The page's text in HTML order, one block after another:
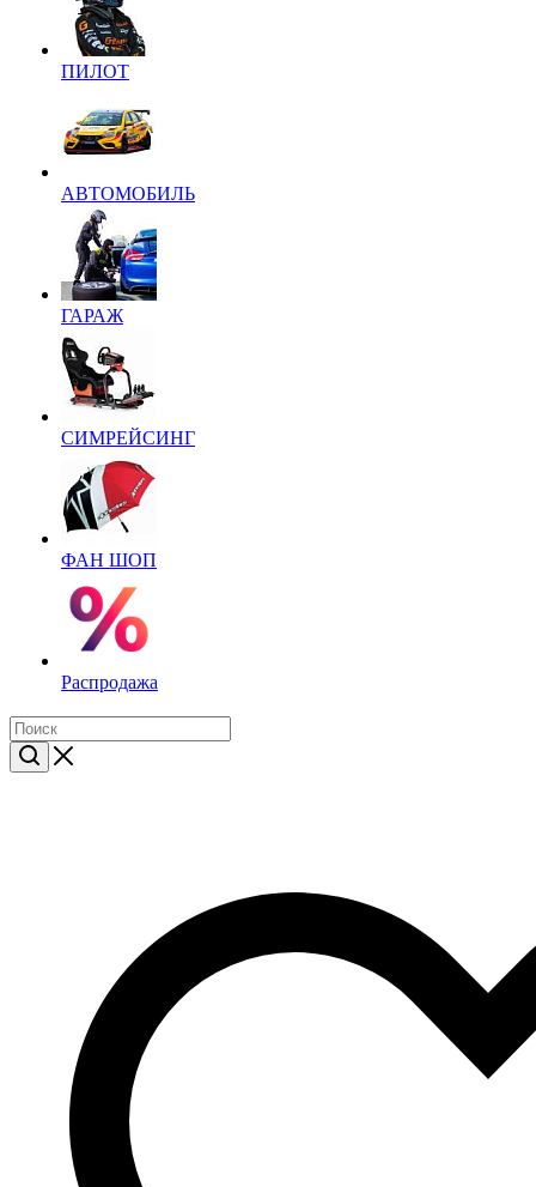
ПИЛОТ
АВТОМОБИЛЬ
ГАРАЖ
СИМРЕЙСИНГ
ФАН ШОП
Распродажа